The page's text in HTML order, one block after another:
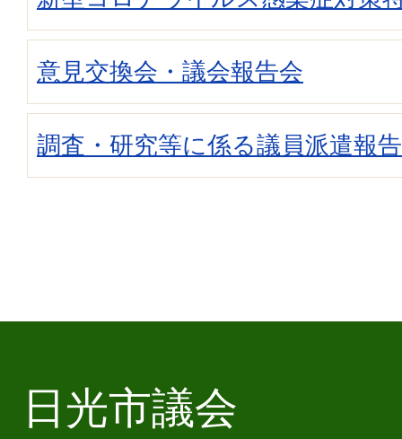
意見交換会・議会報告会
調査・研究等に係る議員派遣報告
日光市議会